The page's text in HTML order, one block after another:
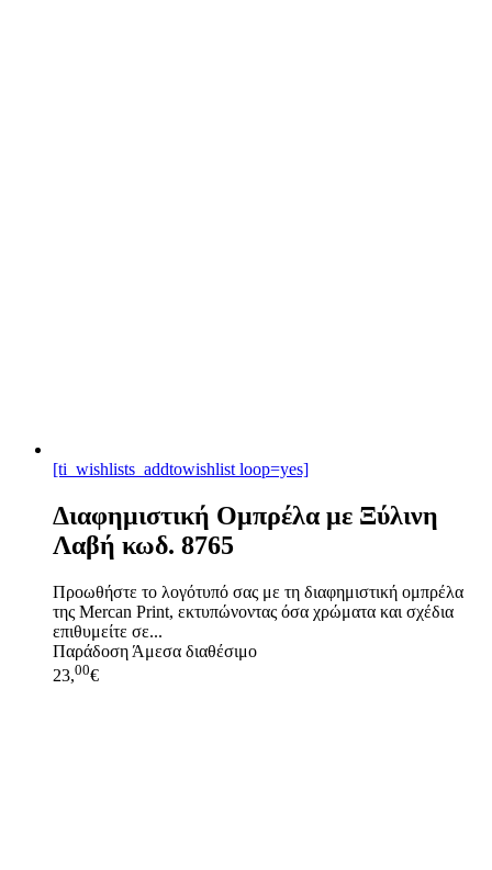
[ti_wishlists_addtowishlist loop=yes]
Διαφημιστική Ομπρέλα με Ξύλινη
Λαβή κωδ. 8765
Προωθήστε το λογότυπό σας με τη διαφημιστική ομπρέλα
της Mercan Print, εκτυπώνοντας όσα χρώματα και σχέδια
επιθυμείτε σε...
Παράδοση Άμεσα διαθέσιμο
23,00€